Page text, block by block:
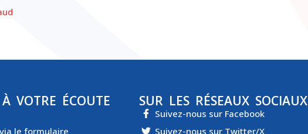
VOTRE ÉCOUTE
le formulaire
SUR LES RÉSEAUX SOCIAUX
Suivez-nous sur Facebook
Suivez-nous sur Twitter/X